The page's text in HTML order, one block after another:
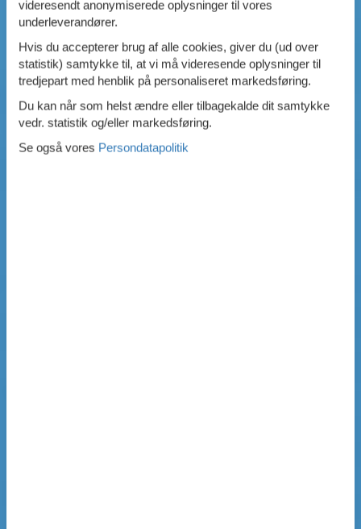
videresendt anonymiserede oplysninger til vores
underleverandører.
Hvis du accepterer brug af alle cookies, giver du (ud over
statistik) samtykke til, at vi må videresende oplysninger til
tredjepart med henblik på personaliseret markedsføring.
Du kan når som helst ændre eller tilbagekalde dit samtykke
vedr. statistik og/eller markedsføring.
Se også vores Persondatapolitik